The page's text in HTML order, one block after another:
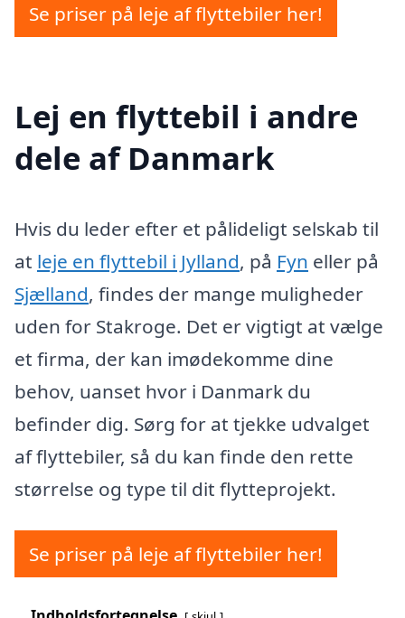
Se priser på leje af flyttebiler her!
Lej en flyttebil i andre
dele af Danmark
Hvis du leder efter et pålideligt selskab til
at leje en flyttebil i Jylland, på Fyn eller på
Sjælland, findes der mange muligheder
uden for Stakroge. Det er vigtigt at vælge
et firma, der kan imødekomme dine
behov, uanset hvor i Danmark du
befinder dig. Sørg for at tjekke udvalget
af flyttebiler, så du kan finde den rette
størrelse og type til dit flytteprojekt.
Se priser på leje af flyttebiler her!